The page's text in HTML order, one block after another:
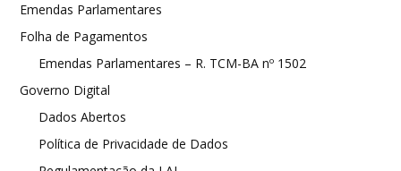
Emendas Parlamentares
Folha de Pagamentos
Emendas Parlamentares – R. TCM-BA nº 1502
Governo Digital
Dados Abertos
Política de Privacidade de Dados